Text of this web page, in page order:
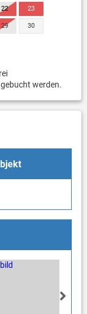
22 23
29 30
werden.